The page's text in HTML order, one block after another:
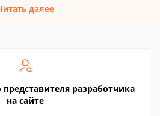
далее
разработчика
на сайте